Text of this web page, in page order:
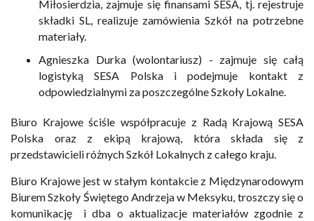
Miłosierdzia, zajmuje się finansami SESA, tj. rejestruje
składki SL, realizuje zamówienia Szkół na potrzebne
materiały.
Agnieszka Durka (wolontariusz) - zajmuje się całą
logistyką SESA Polska i podejmuje kontakt z
odpowiedzialnymi za poszczególne Szkoły Lokalne.
Biuro Krajowe ściśle współpracuje z Radą Krajową SESA
Polska oraz z ekipą krajową, która składa się z
przedstawicieli różnych Szkół Lokalnych z całego kraju.
Biuro Krajowe jest w stałym kontakcie z Międzynarodowym
Biurem Szkoły Świętego Andrzeja w Meksyku, troszczy się o
komunikację i dba o aktualizacje materiałów zgodnie z